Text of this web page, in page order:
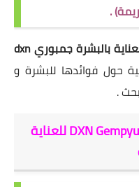
.
مجموعة العناية بالبشرة جمبوري dxn
حول فوائدها للبشرة و
.
طريقة استخدام مجموعة DXN Gempyuri للعناية